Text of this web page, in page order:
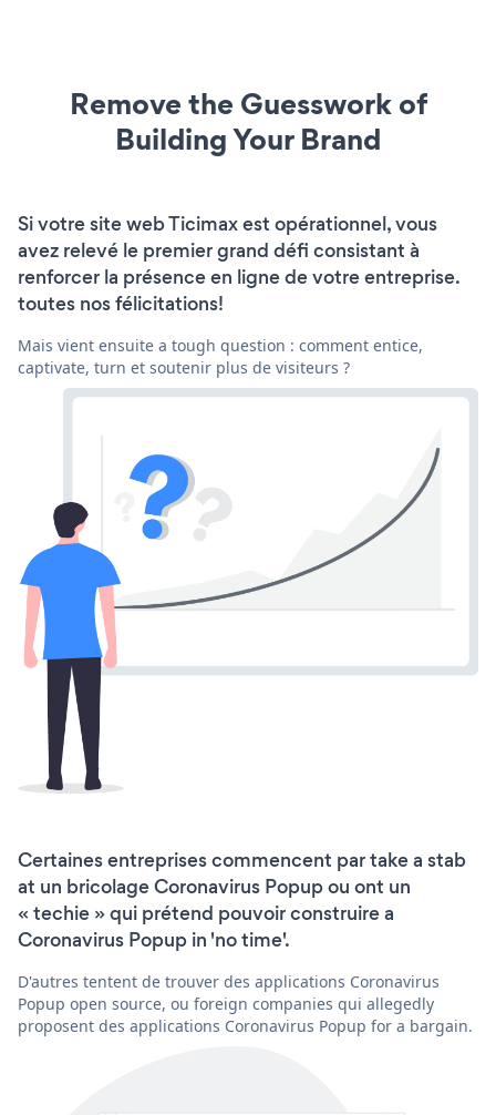
Remove the Guesswork of
Building Your Brand
Si votre site web Ticimax est opérationnel, vous
avez relevé le premier grand défi consistant à
renforcer la présence en ligne de votre entreprise.
toutes nos félicitations!
Mais vient ensuite a tough question : comment entice,
captivate, turn et soutenir plus de visiteurs ?
Certaines entreprises commencent par take a stab
at un bricolage Coronavirus Popup ou ont un
« techie » qui prétend pouvoir construire a
Coronavirus Popup in 'no time'.
D'autres tentent de trouver des applications Coronavirus
Popup open source, ou foreign companies qui allegedly
proposent des applications Coronavirus Popup for a bargain.